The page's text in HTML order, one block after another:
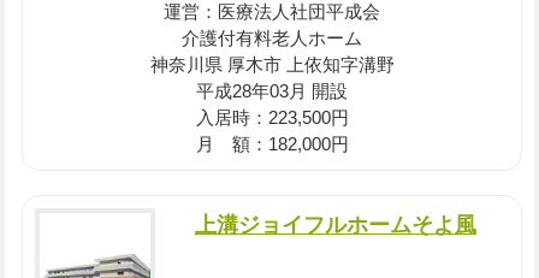
運営：医療法人社団平成会
介護付有料老人ホーム
神奈川県 厚木市 上依知字溝野
平成28年03月 開設
入居時：223,500円
月 額：182,000円
上溝ジョイフルホームそよ風